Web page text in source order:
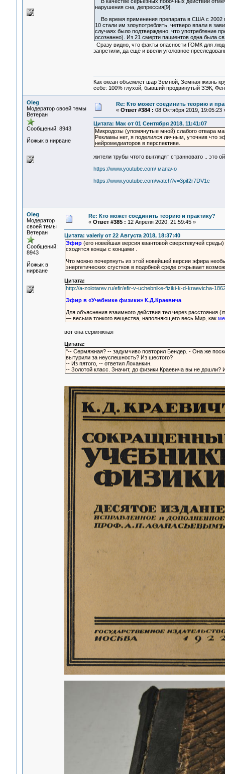
нарушения сна, депрессия[9].
Во время применения препарата в США с 2002
10 стали им злоупотреблять, четверо впали в
случаях было подтверждено, что употребление
осознанно). Из 21 смерти пациентов одна была
Сразу видно, что факты опасности ГОМК для
запретили, да ещё и ввели уголовное
Как океан объемлет шар Земной, Земная жизнь
себе: 100% глухой, бывший продвинутый ЗЭК,
Oleg
Модератор своей темы
Ветеран
Сообщений: 8943
Йожык в нирване
Re: Кто может соединить теорию и
« Ответ #384 : 08 Октября 2019, 19:05:23
Цитата: Мак от 01 Сентября 2018, 11:41:07
Микродозы (упомянутые мной) слабого отвара
Рекламы нет, я поделился личным, уточнив что
нейромедиаторов в перспективе.
жители трубы чтото выглядят странновато .. это ой
https://www.youtube.com/ мапачо
https://www.youtube.com/watch?v=3pif2r7DV1c
Oleg
Модератор
своей темы
Ветеран
Сообщений:
8943
Йожык в
нирване
Re: Кто может соединить теорию и практику?
« Ответ #385 : 12 Апреля 2020, 21:59:45 »
Цитата: valeriy от 22 Августа 2018, 18:37:40
Эфир(его новейшая версия квантовой сверхтекучей
сходятся концы с концами .
Что можно почерпнуть из этой новейшей версии эфира
энергетических сгустков в подобной среде открывает
Цитата:
http://a-zolotarev.ru/efir/efir-v-uchebnike-fiziki-k-d-kraevicha-
Эфир в «Учебнике физики» К.Д.Краевича
Для объяснения взаимного действия тел через расстояния
— весьма тонкого вещества, наполняющего весь Мир, как
вот она сермяжная
Цитата:
"-- Сермяжная? -- задумчиво повторил Бендер. - Она же
вытурили за неуспешность? Из шестого?
-- Из пятого, -- ответил Лоханкин.
-- Золотой класс. Значит, до физики Краевича вы не дошли?